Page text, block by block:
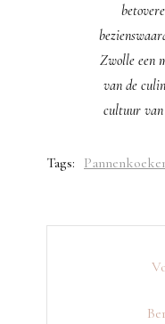
Zwolle een
van de
cultuur
Tags: